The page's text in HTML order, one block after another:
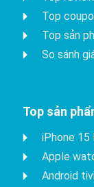
Top
Top sản
So sánh
Top sản
iPhone 15
Apple
Android